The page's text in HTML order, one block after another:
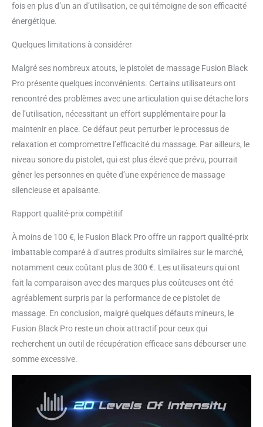
fois en plus d’un an d’utilisation, ce qui témoigne de son efficacité
énergétique.
Quelques limitations à considérer
Malgré ses nombreux atouts, le pistolet de massage Fusion Black
Pro présente quelques inconvénients. Certains utilisateurs ont
rencontré des problèmes avec une articulation qui se détache lors
de l’utilisation, nécessitant un effort supplémentaire pour la
maintenir en place. Ce défaut peut perturber le processus de
relaxation et compromettre l’efficacité du massage. Par ailleurs, le
niveau sonore du pistolet, qui est plus élevé que prévu, pourrait
gêner les personnes en quête d’une expérience de massage
silencieuse et apaisante.
Rapport qualité-prix compétitif
À moins de 100 €, le Fusion Black Pro offre un rapport qualité-prix
imbattable comparé à d’autres produits similaires sur le marché,
notamment ceux coûtant plus de 300 €. Les utilisateurs qui ont
fait la comparaison avec des marques plus coûteuses ont été
agréablement surpris par la performance de ce pistolet de
massage. En conclusion, malgré quelques défauts mineurs, le
Fusion Black Pro reste un choix attractif pour ceux qui
recherchent un outil de récupération efficace sans débourser une
somme excessive.